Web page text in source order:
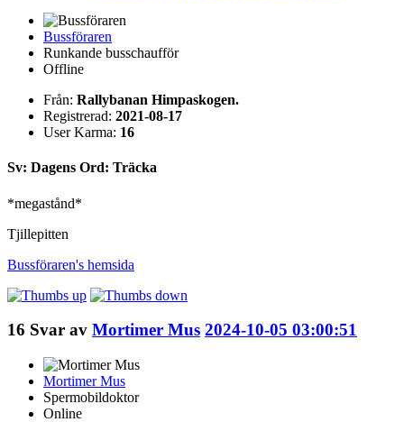
Bussföraren
Runkande busschaufför
Offline
Från: Rallybanan Himpaskogen.
Registrerad: 2021-08-17
User Karma: 16
Sv: Dagens Ord: Träcka
*megastånd*
Tjillepitten
Bussföraren's hemsida
16 Svar av Mortimer Mus 2024-10-05 03:00:51
Mortimer Mus
Spermobildoktor
Online